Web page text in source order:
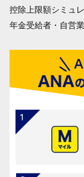
控除上限額シミュ
年金受給者・自営